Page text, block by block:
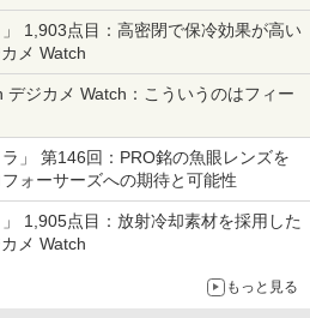
1,903点目：高密閉で保冷効果が高い
メ Watch
デジカメ Watch：こういうのはフィー
」 第146回：PRO銘の魚眼レンズを
ォーサーズへの期待と可能性
1,905点目：放射冷却素材を採用した
メ Watch
もっと見る